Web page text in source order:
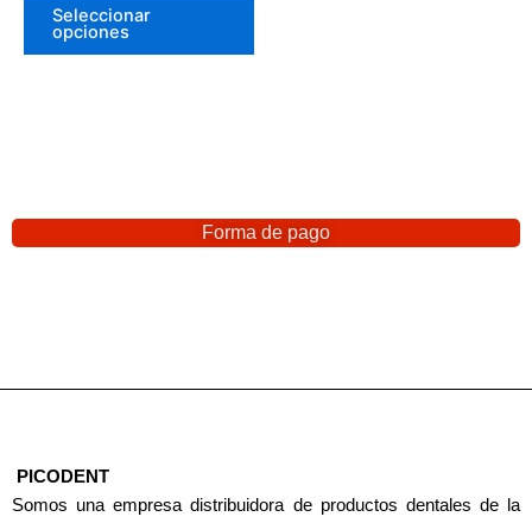
Seleccionar
opciones
Forma de pago
PICODENT
Somos una empresa distribuidora de productos dentales de la